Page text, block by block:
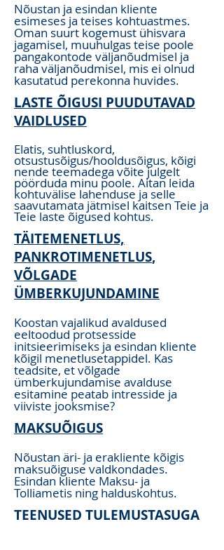
Nõustan ja esindan kliente
esimeses ja teises kohtuastmes.
Oman suurt kogemust ühisvara
jagamisel, muuhulgas teise poole
pangakontode väljanõudmisel ja
raha väljanõudmisel, mis ei olnud
kasutatud perekonna huvides.
LASTE ÕIGUSI PUUDUTAVAD
VAIDLUSED
Elatis, suhtluskord,
otsustusõigus/hooldusõigus, kõigi
nende teemadega võite julgelt
pöörduda minu poole. Aitan leida
kohtuvälise lahenduse ja selle
saavutamata jätmisel kaitsen Teie ja
Teie laste õigused kohtus.
TÄITEMENETLUS,
PANKROTIMENETLUS,
VÕLGADE
ÜMBERKUJUNDAMINE
Koostan vajalikud avaldused
eeltoodud protsesside
initsieerimiseks ja esindan kliente
kõigil menetlusetappidel. Kas
teadsite, et võlgade
ümberkujundamise avalduse
esitamine peatab intresside ja
viiviste jooksmise?
MAKSUÕIGUS
Nõustan äri- ja erakliente kõigis
maksuõiguse valdkondades.
Esindan kliente Maksu- ja
Tolliametis ning halduskohtus.
TEENUSED TULEMUSTASUGA